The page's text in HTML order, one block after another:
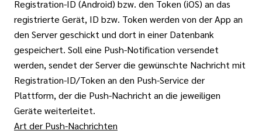
Registration-ID (Android) bzw. den Token (iOS) an das
registrierte Gerät, ID bzw. Token werden von der App an
den Server geschickt und dort in einer Datenbank
gespeichert. Soll eine Push-Notification versendet
werden, sendet der Server die gewünschte Nachricht mit
Registration-ID/Token an den Push-Service der
Plattform, der die Push-Nachricht an die jeweiligen
Geräte weiterleitet.
Art der Push-Nachrichten